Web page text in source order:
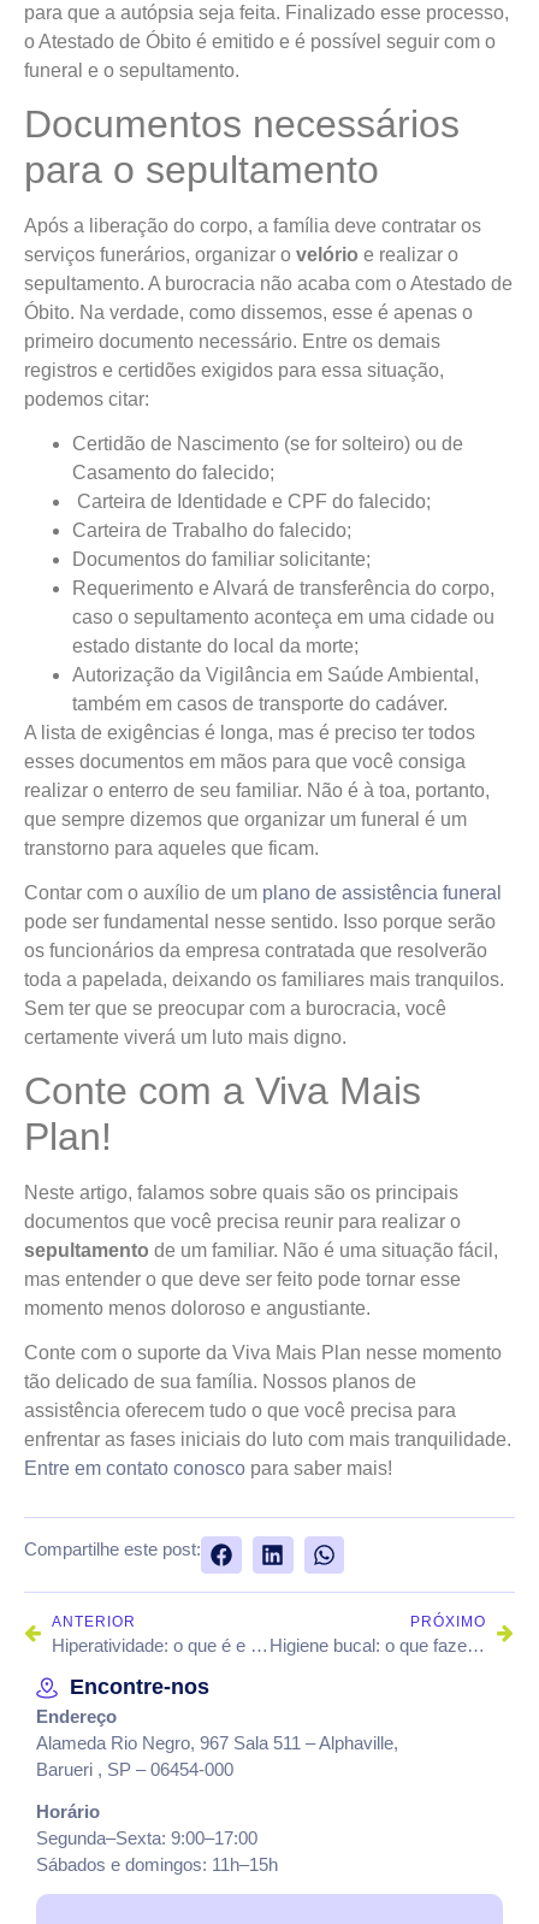
para que a autópsia seja feita. Finalizado esse processo,
o Atestado de Óbito é emitido e é possível seguir com o
funeral e o sepultamento.
Documentos necessários
para o sepultamento
Após a liberação do corpo, a família deve contratar os
serviços funerários, organizar o velório e realizar o
sepultamento. A burocracia não acaba com o Atestado de
Óbito. Na verdade, como dissemos, esse é apenas o
primeiro documento necessário. Entre os demais
registros e certidões exigidos para essa situação,
podemos citar:
Certidão de Nascimento (se for solteiro) ou de
Casamento do falecido;
Carteira de Identidade e CPF do falecido;
Carteira de Trabalho do falecido;
Documentos do familiar solicitante;
Requerimento e Alvará de transferência do corpo,
caso o sepultamento aconteça em uma cidade ou
estado distante do local da morte;
Autorização da Vigilância em Saúde Ambiental,
também em casos de transporte do cadáver.
A lista de exigências é longa, mas é preciso ter todos
esses documentos em mãos para que você consiga
realizar o enterro de seu familiar. Não é à toa, portanto,
que sempre dizemos que organizar um funeral é um
transtorno para aqueles que ficam.
Contar com o auxílio de um plano de assistência funeral
pode ser fundamental nesse sentido. Isso porque serão
os funcionários da empresa contratada que resolverão
toda a papelada, deixando os familiares mais tranquilos.
Sem ter que se preocupar com a burocracia, você
certamente viverá um luto mais digno.
Conte com a Viva Mais
Plan!
Neste artigo, falamos sobre quais são os principais
documentos que você precisa reunir para realizar o
sepultamento de um familiar. Não é uma situação fácil,
mas entender o que deve ser feito pode tornar esse
momento menos doloroso e angustiante.
Conte com o suporte da Viva Mais Plan nesse momento
tão delicado de sua família. Nossos planos de
assistência oferecem tudo o que você precisa para
enfrentar as fases iniciais do luto com mais tranquilidade.
Entre em contato conosco para saber mais!
Compartilhe este post:
ANTERIOR
Hiperatividade: o que é e quais os sintomas?
PRÓXIMO
Higiene bucal: o que fazer para ter uma boca saudável?
Encontre-nos
Endereço
Alameda Rio Negro, 967 Sala 511 – Alphaville,
Barueri , SP – 06454-000
Horário
Segunda–Sexta: 9:00–17:00
Sábados e domingos: 11h–15h